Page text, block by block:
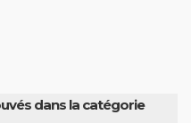
dans la catégorie